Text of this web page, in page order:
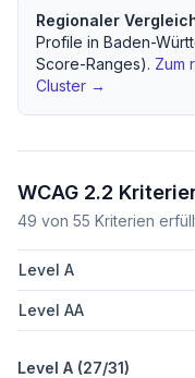
Regionaler
Profile in Baden-
Score-Ranges). Zum
Cluster →
WCAG 2.2
49 von 55 Kriterien
Level A
Level AA
Level A (27/31)